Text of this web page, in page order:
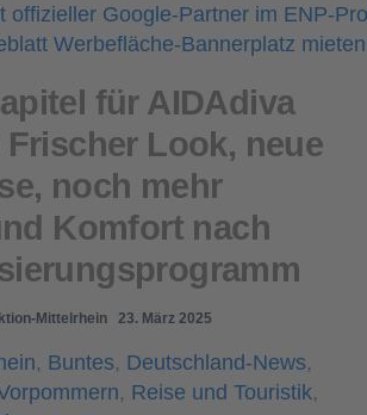
für AIDAdiva
Look, neue
noch mehr
Komfort nach
Mittelrhein 23. März 2025
, Buntes, Deutschland-News,
, Reise und Touristik,